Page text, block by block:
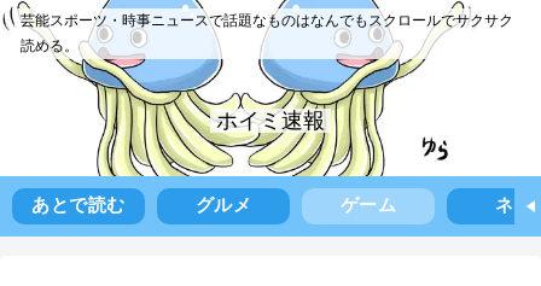
芸能スポーツ・時事ニュースで話題なものはなんでもスクロールでサクサク
読める。
ホイミ速報
あとで読む グルメ ゲーム ネタ